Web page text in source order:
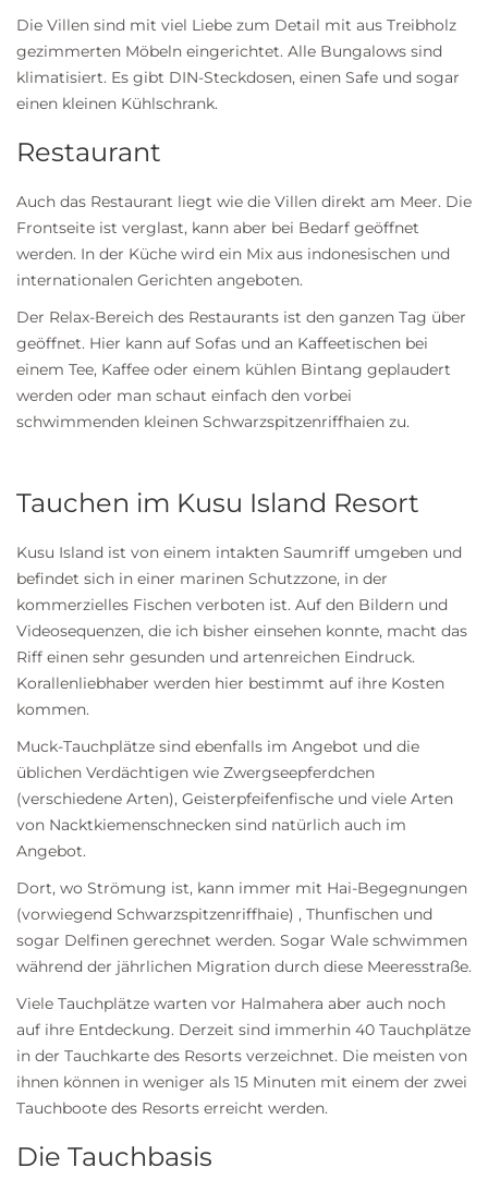
Die Villen sind mit viel Liebe zum Detail mit aus Treibholz
gezimmerten Möbeln eingerichtet. Alle Bungalows sind
klimatisiert. Es gibt DIN-Steckdosen, einen Safe und sogar
einen kleinen Kühlschrank.
Restaurant
Auch das Restaurant liegt wie die Villen direkt am Meer. Die
Frontseite ist verglast, kann aber bei Bedarf geöffnet
werden. In der Küche wird ein Mix aus indonesischen und
internationalen Gerichten angeboten.
Der Relax-Bereich des Restaurants ist den ganzen Tag über
geöffnet. Hier kann auf Sofas und an Kaffeetischen bei
einem Tee, Kaffee oder einem kühlen Bintang geplaudert
werden oder man schaut einfach den vorbei
schwimmenden kleinen Schwarzspitzenriffhaien zu.
Tauchen im Kusu Island Resort
Kusu Island ist von einem intakten Saumriff umgeben und
befindet sich in einer marinen Schutzzone, in der
kommerzielles Fischen verboten ist. Auf den Bildern und
Videosequenzen, die ich bisher einsehen konnte, macht das
Riff einen sehr gesunden und artenreichen Eindruck.
Korallenliebhaber werden hier bestimmt auf ihre Kosten
kommen.
Muck-Tauchplätze sind ebenfalls im Angebot und die
üblichen Verdächtigen wie Zwergseepferdchen
(verschiedene Arten), Geisterpfeifenfische und viele Arten
von Nacktkiemenschnecken sind natürlich auch im
Angebot.
Dort, wo Strömung ist, kann immer mit Hai-Begegnungen
(vorwiegend Schwarzspitzenriffhaie) , Thunfischen und
sogar Delfinen gerechnet werden. Sogar Wale schwimmen
während der jährlichen Migration durch diese Meeresstraße.
Viele Tauchplätze warten vor Halmahera aber auch noch
auf ihre Entdeckung. Derzeit sind immerhin 40 Tauchplätze
in der Tauchkarte des Resorts verzeichnet. Die meisten von
ihnen können in weniger als 15 Minuten mit einem der zwei
Tauchboote des Resorts erreicht werden.
Die Tauchbasis